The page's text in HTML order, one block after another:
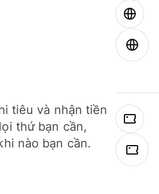
tiêu và nhận tiền
thứ bạn cần,
nào bạn cần.